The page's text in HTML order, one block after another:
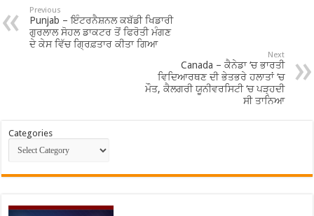
Previous
Punjab – ਇੰਟਰਨੈਸ਼ਨਲ ਕਬੱਡੀ ਖਿਡਾਰੀ
ਗੁਰਲਾਲ ਸੋਹਲ ਡਾਕਟਰ ਤੋਂ ਫਿਰੋਤੀ ਮੰਗਣ
ਦੇ ਕੇਸ ਵਿੱਚ ਗ੍ਰਿਫ਼ਤਾਰ ਕੀਤਾ ਗਿਆ
Next
Canada – ਕੈਨੇਡਾ ‘ਚ ਭਾਰਤੀ
ਵਿਦਿਆਰਥਣ ਦੀ ਭੇਤਭਰੇ ਹਲਾਤਾਂ ‘ਚ
ਮੌਤ, ਕੈਲਗਰੀ ਯੂਨੀਵਰਸਿਟੀ ‘ਚ ਪੜ੍ਹਦੀ
ਸੀ ਤਾਨਿਆ
Categories